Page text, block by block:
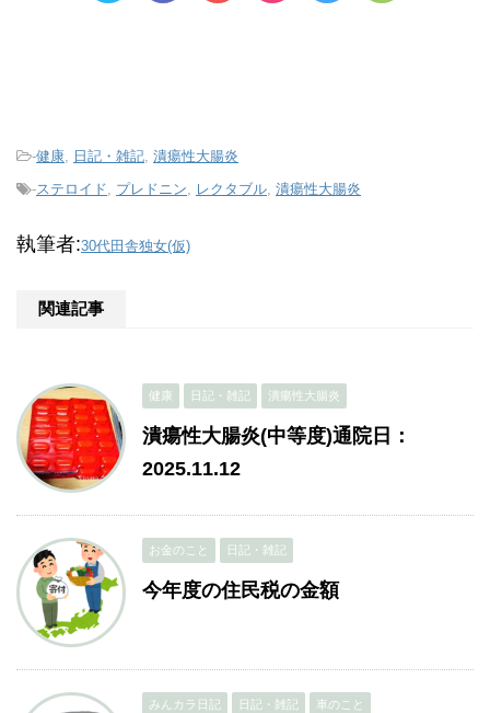
-健康, 日記・雑記, 潰瘍性大腸炎
-ステロイド, プレドニン, レクタブル, 潰瘍性大腸炎
執筆者:30代田舎独女(仮)
関連記事
健康 日記・雑記 潰瘍性大腸炎
潰瘍性大腸炎(中等度)通院日：
2025.11.12
お金のこと 日記・雑記
今年度の住民税の金額
みんカラ日記 日記・雑記 車のこと